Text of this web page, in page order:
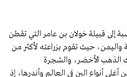
إلى قبيلة خولان بن عامر التي تقطن
واليمن، حيث تقوم بزراعته لأكثر من
الذهب الأخضر، والشجرة
أغلى أنواع البن في العالم وأندرها، إذ